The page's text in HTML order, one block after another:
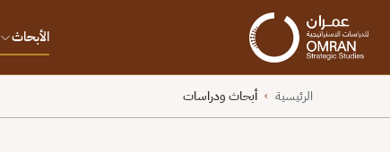
الأبحاث
الرئيسية › أبحاث ودراسات